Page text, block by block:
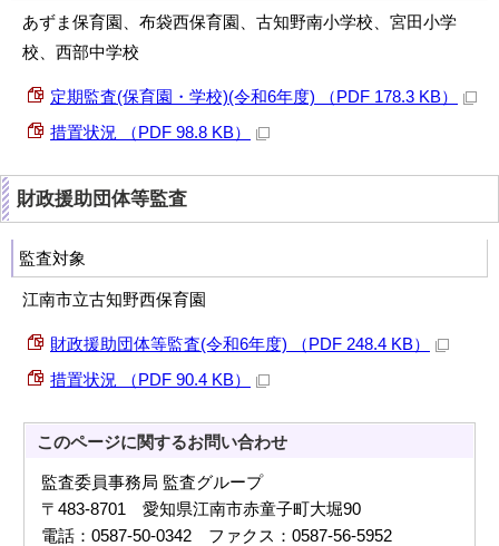
あずま保育園、布袋西保育園、古知野南小学校、宮田小学
校、西部中学校
定期監査(保育園・学校)(令和6年度) （PDF 178.3 KB）
措置状況 （PDF 98.8 KB）
財政援助団体等監査
監査対象
江南市立古知野西保育園
財政援助団体等監査(令和6年度) （PDF 248.4 KB）
措置状況 （PDF 90.4 KB）
このページに関するお問い合わせ
監査委員事務局 監査グループ
〒483-8701 愛知県江南市赤童子町大堀90
電話：0587-50-0342 ファクス：0587-56-5952